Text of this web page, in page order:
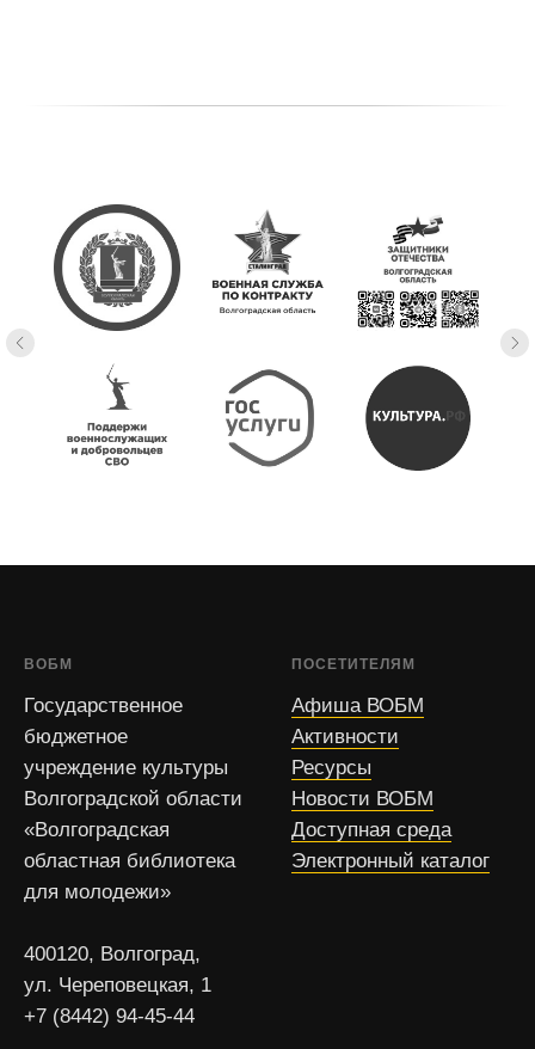
ВОБМ
Государственное
бюджетное
учреждение культуры
Волгоградской области
«Волгоградская
областная библиотека
для молодежи»
400120, Волгоград,
ул. Череповецкая, 1
+7 (8442) 94-45-44
ПОСЕТИТЕЛЯМ
Афиша ВОБМ
Активности
Ресурсы
Новости ВОБМ
Доступная среда
Электронный каталог